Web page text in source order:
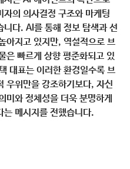
자의 의사결정 구조와 마케팅
니다. AI를 통해 정보 탐색과 선
아지고 있지만, 역설적으로 브
은 빠르게 상향 평준화되고 있
대표는 이러한 환경일수록 브
우위만을 강조하기보다, 자신
미와 정체성을 더욱 분명하게
는 메시지를 전했습니다.